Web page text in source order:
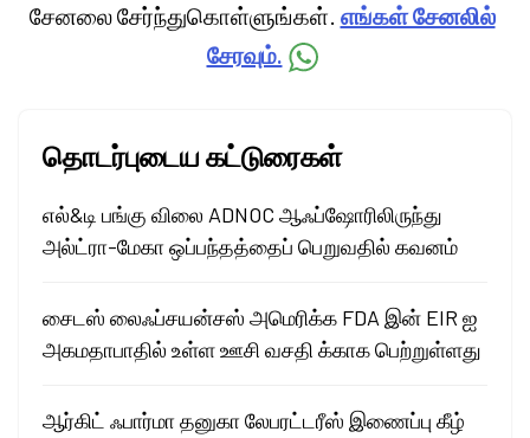
சேனலை சேர்ந்துகொள்ளுங்கள். எங்கள் சேனலில்
சேரவும்.
தொடர்புடைய கட்டுரைகள்
எல்&டி பங்கு விலை ADNOC ஆஃப்ஷோரிலிருந்து
அல்ட்ரா-மேகா ஒப்பந்தத்தைப் பெறுவதில் கவனம்
சைடஸ் லைஃப்சயன்சஸ் அமெரிக்க FDA இன் EIR ஐ
அகமதாபாதில் உள்ள ஊசி வசதி க்காக பெற்றுள்ளது
ஆர்கிட் ஃபார்மா தனுகா லேபரட்டரீஸ் இணைப்பு கீழ்